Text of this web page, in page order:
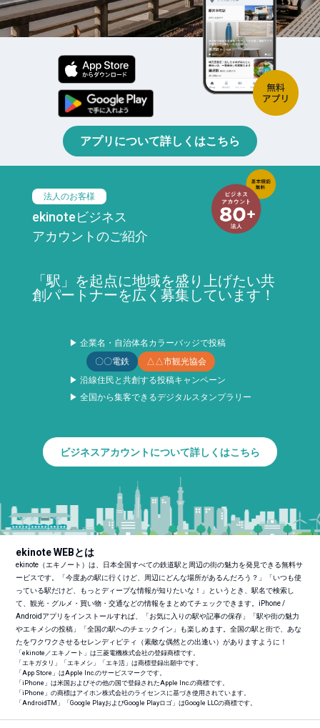
アプリについて詳しくはこちら
法人のお客様
ekinoteビジネス
アカウントのご紹介
「駅」を起点に地域を盛り上げたい共
創パートナーを広く募集しています！
▶ 企業名・自治体名カラーバッジで投稿
〇〇電鉄
△△市観光協会
▶ 沿線住民と共創する投稿キャンペーン
▶ 全国から集客できるデジタルスタンプラリー
ビジネスアカウントについて詳しくはこちら
ekinote WEBとは
ekinote（エキノート）は、日本全国すべての鉄道駅と周辺の街の魅力を発見できる無料サ
ービスです。「今度あの駅に行くけど、周辺にどんな場所があるんだろう？」「いつも使
っている駅だけど、もっとディープな情報が知りたいな！」というとき、駅名で検索し
て、観光・グルメ・買い物・交通などの情報をまとめてチェックできます。iPhone /
Androidアプリをインストールすれば、「お気に入りの駅や記事の保存」「駅や街の魅力
やエキメシの投稿」「全国の駅へのチェックイン」も楽しめます。全国の駅と街で、あな
たをワクワクさせるセレンディピティ（素敵な偶然との出逢い）がありますように！
「ekinote／エキノート」は三菱電機株式会社の登録商標です。
「エキガタリ」「エキメシ」「エキ活」は商標登録出願中です。
「App Store」はApple Inc.のサービスマークです。
「iPhone」は米国およびその他の国で登録されたApple Inc.の商標です。
「iPhone」の商標はアイホン株式会社のライセンスに基づき使用されています。
「AndroidTM 」「Google PlayおよびGoogle Playロゴ」はGoogle LLCの商標です。